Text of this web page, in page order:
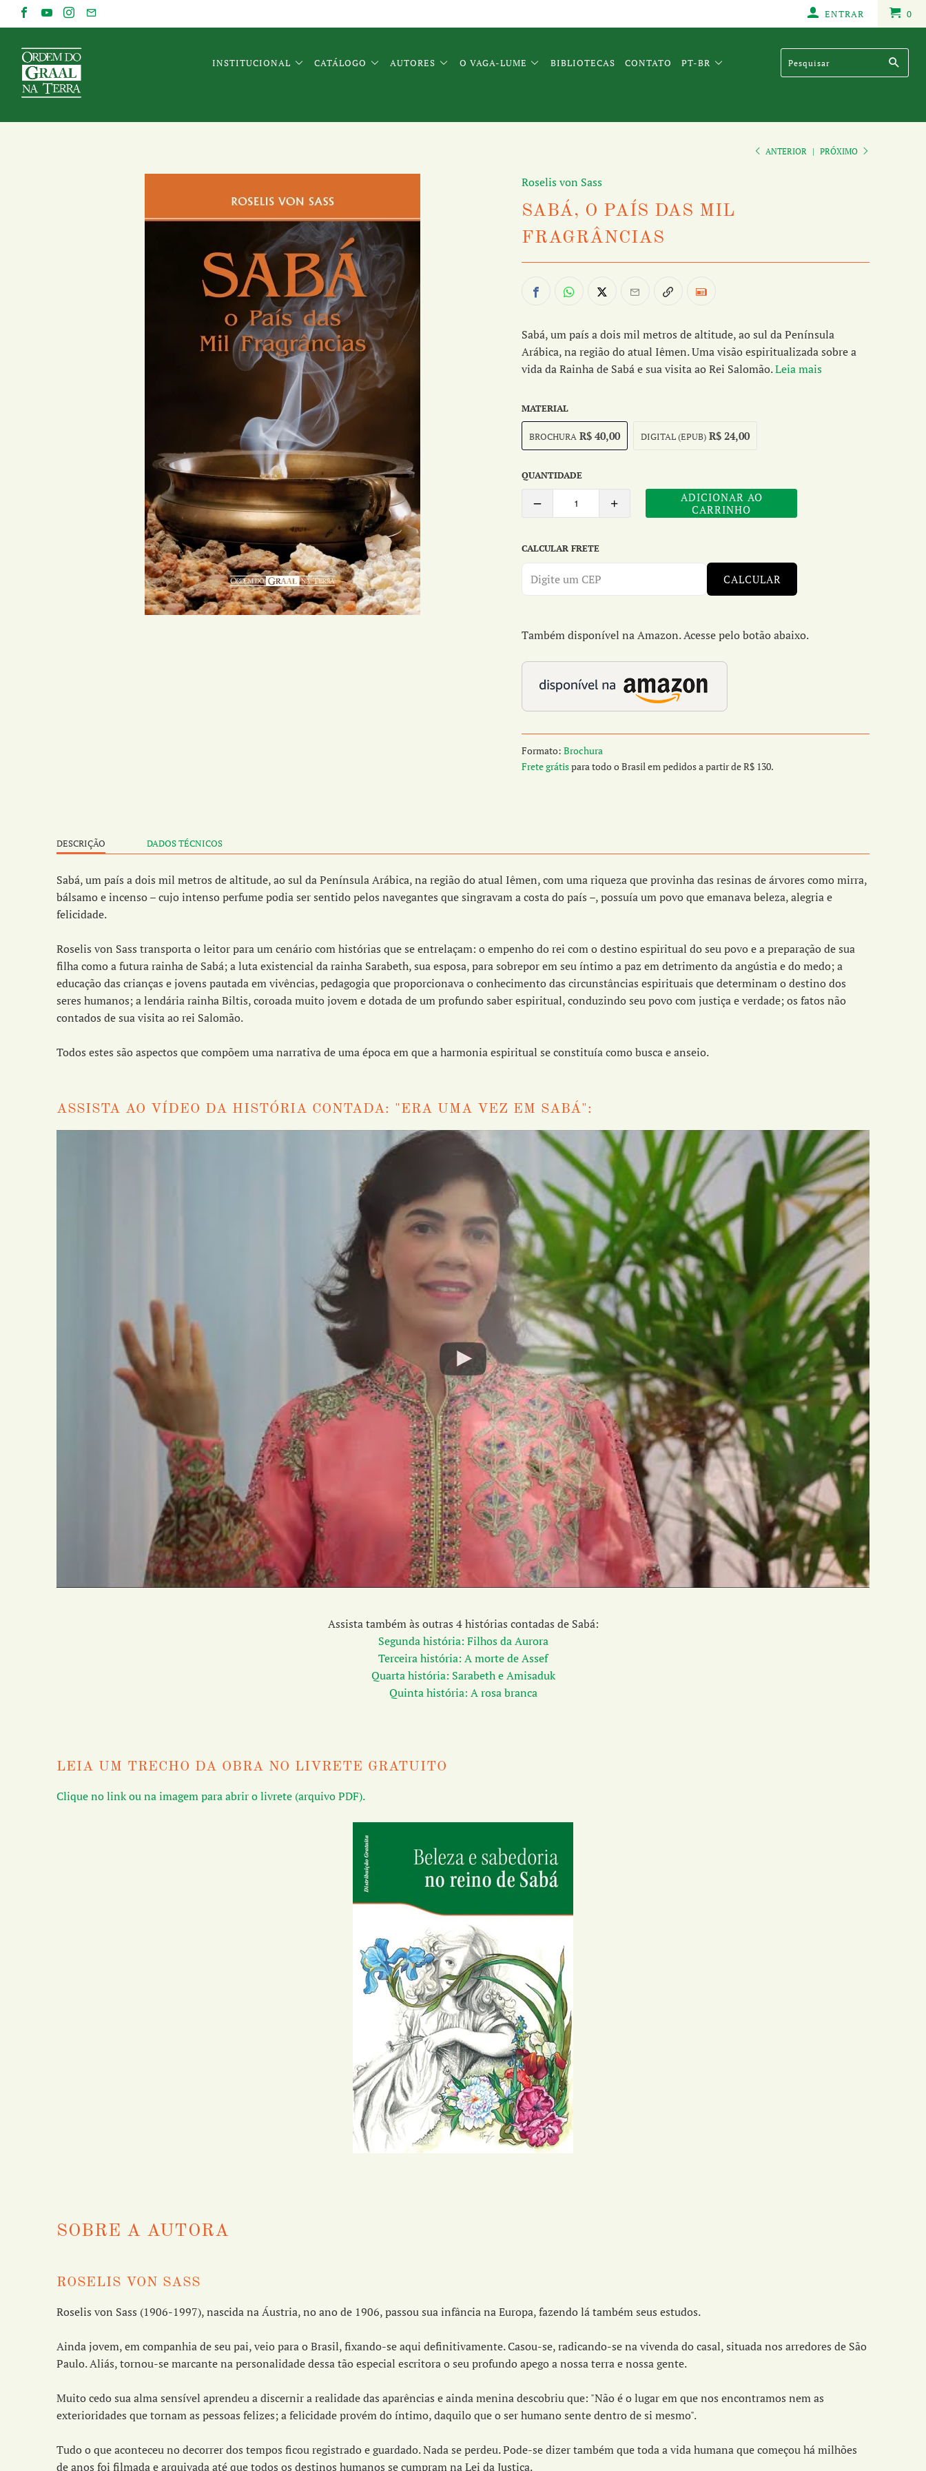
0
ENTRAR
INSTITUCIONAL CATÁLOGO AUTORES O VAGA-LUME BIBLIOTECAS CONTATO PT-BR
ANTERIOR | PRÓXIMO
Roselis von Sass
SABÁ, O PAÍS DAS MIL
FRAGRÂNCIAS
Sabá, um país a dois mil metros de altitude, ao sul da Península
Arábica, na região do atual Iêmen. Uma visão espiritualizada sobre a
vida da Rainha de Sabá e sua visita ao Rei Salomão.Leia mais
MATERIAL
BROCHURA R$ 40,00 DIGITAL (EPUB) R$ 24,00
QUANTIDADE
ADICIONAR AO
CARRINHO
CALCULAR FRETE
CALCULAR
Também disponível na Amazon. Acesse pelo botão abaixo.
Formato: Brochura
Frete grátispara todo o Brasil em pedidos a partir de R$ 130.
DESCRIÇÃO DADOS TÉCNICOS
Sabá, um país a dois mil metros de altitude, ao sul da Península Arábica, na região do atual Iêmen, com uma riqueza que provinha das resinas de árvores como mirra,
bálsamo e incenso – cujo intenso perfume podia ser sentido pelos navegantes que singravam a costa do país –, possuía um povo que emanava beleza, alegria e
felicidade.
Roselis von Sass transporta o leitor para um cenário com histórias que se entrelaçam: o empenho do rei com o destino espiritual do seu povo e a preparação de sua
filha como a futura rainha de Sabá; a luta existencial da rainha Sarabeth, sua esposa, para sobrepor em seu íntimo a paz em detrimento da angústia e do medo; a
educação das crianças e jovens pautada em vivências, pedagogia que proporcionava o conhecimento das circunstâncias espirituais que determinam o destino dos
seres humanos; a lendária rainha Biltis, coroada muito jovem e dotada de um profundo saber espiritual, conduzindo seu povo com justiça e verdade; os fatos não
contados de sua visita ao rei Salomão.
Todos estes são aspectos que compõem uma narrativa de uma época em que a harmonia espiritual se constituía como busca e anseio.
ASSISTA AO VÍDEO DA HISTÓRIA CONTADA: "ERA UMA VEZ EM SABÁ":
Assista também às outras 4 histórias contadas de Sabá:
Segunda história: Filhos da Aurora
Terceira história: A morte de Assef
Quarta história: Sarabeth e Amisaduk
Quinta história: A rosa branca
LEIA UM TRECHO DA OBRA NO LIVRETE GRATUITO
Clique no link ou na imagem para abrir o livrete (arquivo PDF).
SOBRE A AUTORA
ROSELIS VON SASS
Roselis von Sass (1906-1997), nascida na Áustria, no ano de 1906, passou sua infância na Europa, fazendo lá também seus estudos.
Ainda jovem, em companhia de seu pai, veio para o Brasil, fixando-se aqui definitivamente. Casou-se, radicando-se na vivenda do casal, situada nos arredores de São
Paulo. Aliás, tornou-se marcante na personalidade dessa tão especial escritora o seu profundo apego a nossa terra e nossa gente.
Muito cedo sua alma sensível aprendeu a discernir a realidade das aparências e ainda menina descobriu que: "Não é o lugar em que nos encontramos nem as
exterioridades que tornam as pessoas felizes; a felicidade provém do íntimo, daquilo que o ser humano sente dentro de si mesmo".
Tudo o que aconteceu no decorrer dos tempos ficou registrado e guardado. Nada se perdeu. Pode-se dizer também que toda a vida humana que começou há milhões
de anos foi filmada e arquivada até que todos os destinos humanos se cumpram na Lei da Justiça.